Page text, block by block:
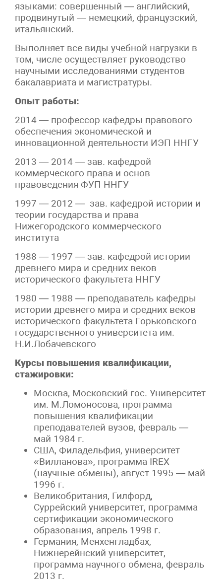
языками: совершенный — английский,
продвинутый — немецкий, французский,
итальянский.
Выполняет все виды учебной нагрузки в
том, числе осуществляет руководство
научными исследованиями студентов
бакалавриата и магистратуры.
Опыт работы:
2014 — профессор кафедры правового
обеспечения экономической и
инновационной деятельности ИЭП ННГУ
2013 — 2014 — зав. кафедрой
коммерческого права и основ
правоведения ФУП ННГУ
1997 — 2012 — зав. кафедрой истории и
теории государства и права
Нижегородского коммерческого
института
1988 — 1997 — зав. кафедрой истории
древнего мира и средних веков
исторического факультета ННГУ
1980 — 1988 — преподаватель кафедры
истории древнего мира и средних веков
исторического факультета Горьковского
государственного университета им.
Н.И.Лобачевского
Курсы повышения квалификации,
стажировки:
Москва, Московский гос. Университет
им. М.Ломоносова, программа
повышения квалификации
преподавателей вузов, февраль —
май 1984 г.
США, Филадельфия, университет
«Вилланова», программа IREX
(научные обмены), август 1995 — май
1996 г.
Великобритания, Гилфорд,
Суррейский университет, программа
сертификации экономического
образования, апрель 1998 г.
Германия, Менхенгладбах,
Нижнерейнский университет,
программа научного обмена, февраль
2013 г.